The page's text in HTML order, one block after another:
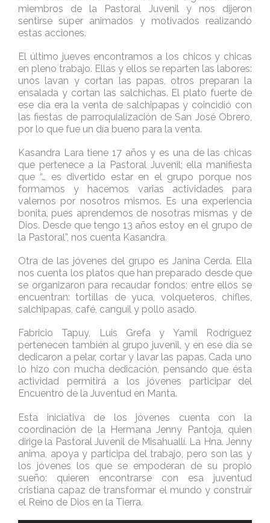
miembros de la Pastoral Juvenil y nos dijeron
sentirse súper animados y motivados realizando
estas acciones.
El último jueves encontramos a los chicos y chicas
en pleno trabajo. Ellas y ellos se reparten las labores:
unos lavan y cortan las papas, otros preparan la
ensalada y cortan las salchichas. El plato fuerte de
ese día era la venta de salchipapas y coincidió con
las fiestas de parroquialización de San José Obrero,
por lo que fue un día bueno para la venta.
Kasandra Lara tiene 17 años y es una de las chicas
que pertenece a la Pastoral Juvenil; ella manifiesta
que “… es divertido estar en el grupo porque nos
formamos y hacemos varias actividades para
valernos por nosotros mismos. Es una experiencia
bonita, pues aprendemos de nosotras mismas y de
Dios. Desde que tengo 13 años estoy en el grupo de
la Pastoral”, nos cuenta Kasandra.
Otra de las jóvenes del grupo es Janina Cerda. Ella
nos cuenta los platos que han preparado desde que
se organizaron para recaudar fondos; entre ellos se
encuentran: tortillas de yuca, volqueteros, chifles,
salchipapas, café, canguil y pollo asado.
Fabricio Tapuy, Luis Grefa y Yamil Rodríguez
pertenecen también al grupo juvenil, y en ese día se
dedicaron a pelar, cortar y lavar las papas. Cada uno
lo hizo con mucha dedicación, pensando que ésta
actividad permitirá a los jóvenes participar del
Encuentro de la Juventud en Manta.
Esta iniciativa de los jóvenes cuenta con la
coordinación de la Hermana Jenny Pantoja, quien
dirige la Pastoral Juvenil de Misahuallí. La Hna. Jenny
anima, apoya y participa del trabajo, pero son las y
los jóvenes los que se empoderan de su propio
sueño: quieren encontrarse con esa juventud
cristiana capaz de transformar el mundo y construir
el Reino de Dios en la Tierra.